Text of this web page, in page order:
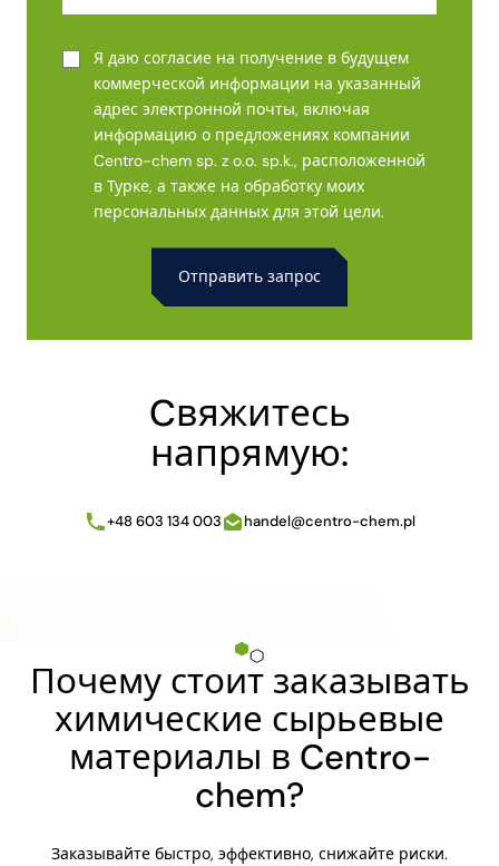
Я даю согласие на получение в будущем
коммерческой информации на указанный
адрес электронной почты, включая
информацию о предложениях компании
Centro-chem sp. z o.o. sp.k., расположенной
в Турке, а также на обработку моих
персональных данных для этой цели.
Cвяжитесь
напрямую:
+48 603 134 003 handel@centro-chem.pl
Почему стоит заказывать
химические сырьевые
материалы в Centro-
chem?
Заказывайте быстро, эффективно, снижайте риски.